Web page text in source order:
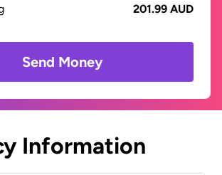
201.99 AUD
Send Money
Information